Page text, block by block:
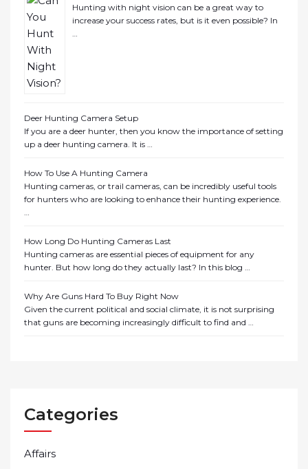
Hunting with night vision can be a great way to
increase your success rates, but is it even possible? In
Deer Hunting Camera Setup
If you are a deer hunter, then you know the importance of setting
up a deer hunting camera. It is …
How To Use A Hunting Camera
Hunting cameras, or trail cameras, can be incredibly useful tools
for hunters who are looking to enhance their hunting experience.
How Long Do Hunting Cameras Last
Hunting cameras are essential pieces of equipment for any
hunter. But how long do they actually last? In this blog …
Why Are Guns Hard To Buy Right Now
Given the current political and social climate, it is not surprising
that guns are becoming increasingly difficult to find and …
Categories
Affairs